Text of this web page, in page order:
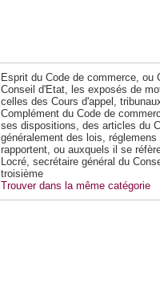
Esprit du Code de commerce, ou
Conseil d'Etat, les exposés de
celles des Cours d'appel,
Complément du Code de
ses dispositions, des articles du
généralement des lois,
rapportent, ou auxquels il se
Locré, secrétaire général du
troisième
Trouver dans la même catégorie